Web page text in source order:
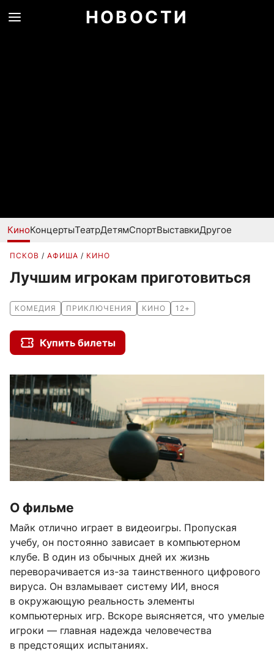
НОВОСТИ
КиноКонцертыТеатрДетямСпортВыставкиДругое
ПСКОВ АФИША КИНО
Лучшим игрокам приготовиться
КОМЕДИЯ ПРИКЛЮЧЕНИЯ КИНО 12+
Купить билеты
О фильме
Майк отлично играет в видеоигры. Пропуская
учебу, он постоянно зависает в компьютерном
клубе. В один из обычных дней их жизнь
переворачивается из-за таинственного цифрового
вируса. Он взламывает систему ИИ, внося
в окружающую реальность элементы
компьютерных игр. Вскоре выясняется, что умелые
игроки — главная надежда человечества
в предстоящих испытаниях.